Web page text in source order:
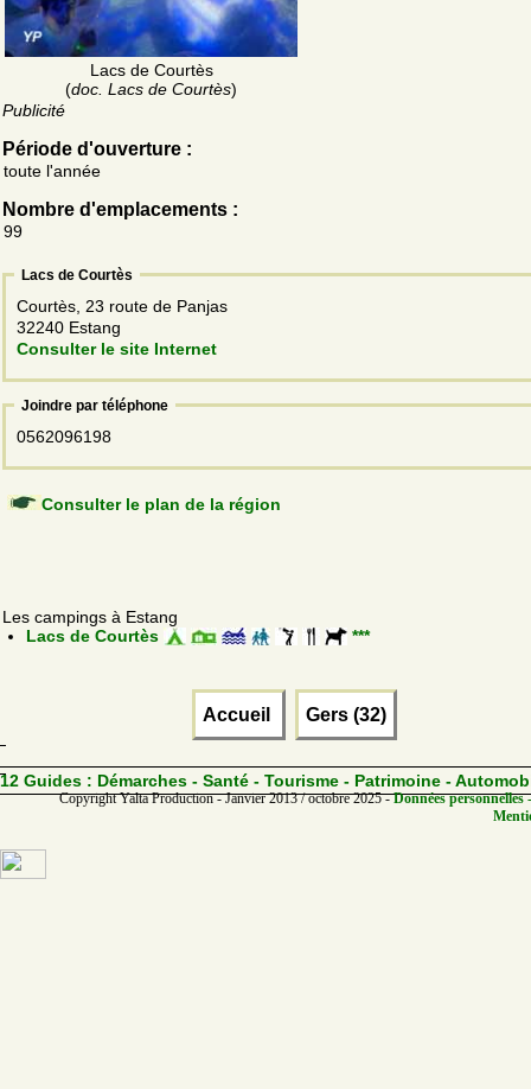
Lacs de Courtès
(doc. Lacs de Courtès)
Publicité
Période d'ouverture :
toute l'année
Nombre d'emplacements :
99
Lacs de Courtès
Courtès, 23 route de Panjas
32240 Estang
Consulter le site Internet
Joindre par téléphone
0562096198
Consulter le plan de la région
Les campings à Estang
Lacs de Courtès
***
Accueil Gers (32)
12 Guides : Démarches - Santé - Tourisme - Patrimoine -
Copyright Yalta Production - Janvier 2013 / octobre 2025 -Données personnelles